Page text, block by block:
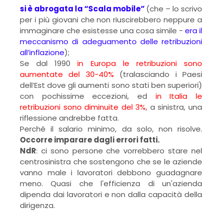
si è abrogata la “Scala mobile”(che – lo scrivo
per i più giovani che non riuscirebbero neppure a
immaginare che esistesse una cosa simile - era il
meccanismo di adeguamento delle retribuzioni
all’inflazione);
Se dal 1990 in Europa le retribuzioni sono
aumentate del 30-40% (tralasciando i Paesi
dell’Est dove gli aumenti sono stati ben superiori)
con pochissime eccezioni, ed in Italia le
retribuzioni sono diminuite del 3%, a sinistra, una
riflessione andrebbe fatta.
Perché il salario minimo, da solo, non risolve.
Occorre imparare dagli errori fatti.
NdR: ci sono persone che vorrebbero stare nel
centrosinistra che sostengono che se le aziende
vanno male i lavoratori debbono guadagnare
meno. Quasi che l'efficienza di un'azienda
dipenda dai lavoratori e non dalla capacità della
dirigenza.